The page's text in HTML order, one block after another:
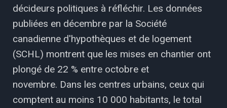
décideurs politiques à réfléchir. Les données
publiées en décembre par la Société
canadienne d'hypothèques et de logement
(SCHL) montrent que les mises en chantier ont
plongé de 22 % entre octobre et
novembre. Dans les centres urbains, ceux qui
comptent au moins 10 000 habitants, le total